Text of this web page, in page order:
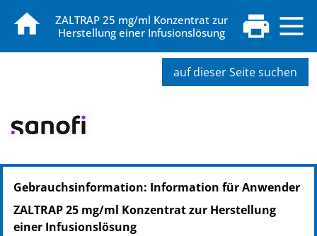
ZALTRAP 25 mg/ml Konzentrat zur
Herstellung einer Infusionslösung
auf dieser Seite suchen
PZN: 03800362
PPN: 110380036296
NTIN: 04150038003620
PZN: 03800333
Gebrauchsinformation: Information für Anwender
ZALTRAP 25 mg/ml Konzentrat zur Herstellung
einer Infusionslösung